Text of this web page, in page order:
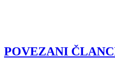
POVEZANI